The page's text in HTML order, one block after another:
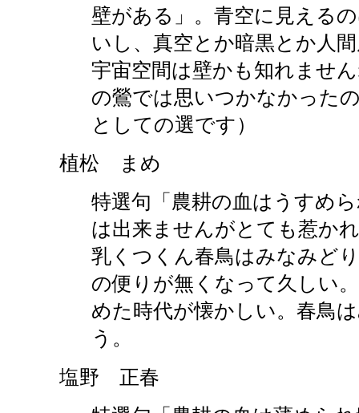
壁がある」。青空に見える
いし、真空とか暗黒とか人
宇宙空間は壁かも知れませ
の鶯では思いつかなかった
としての選です）
植松 まめ
特選句「農耕の血はうすめ
は出来ませんがとても惹か
乳くつくん春鳥はみなみど
の便りが無くなって久しい
めた時代が懐かしい。春鳥
う。
塩野 正春